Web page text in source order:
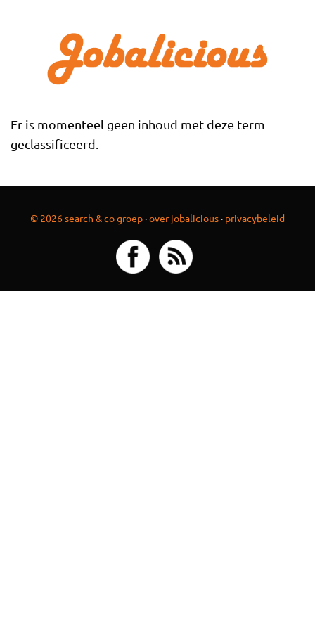
Er is momenteel geen inhoud met deze term
geclassificeerd.
© 2026 search & co groep ·over jobalicious · privacybeleid